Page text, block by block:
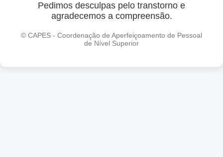
Pedimos desculpas pelo transtorno e
agradecemos a compreensão.
© CAPES - Coordenação de Aperfeiçoamento de Pessoal
de Nível Superior